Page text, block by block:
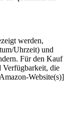
werden,
Uhrzeit) und
Für den Kauf
Verfügbarkeit, die
Website(s)]